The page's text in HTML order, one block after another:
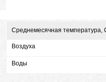
Среднемесячная температура,
Воздуха
Воды